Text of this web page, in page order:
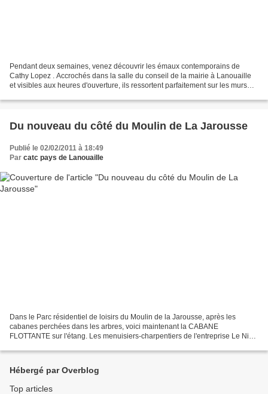
Pendant deux semaines, venez découvrir les émaux contemporains de
Cathy Lopez . Accrochés dans la salle du conseil de la mairie à Lanouaille
et visibles aux heures d'ouverture, ils ressortent parfaitement sur les murs
Du nouveau du côté du Moulin de La Jarousse
Publié le 02/02/2011 à 18:49
Par catc pays de Lanouaille
Dans le Parc résidentiel de loisirs du Moulin de la Jarousse, après les
cabanes perchées dans les arbres, voici maintenant la CABANE
FLOTTANTE sur l'étang. Les menuisiers-charpentiers de l'entreprise Le Nid
Hébergé par Overblog
Top articles